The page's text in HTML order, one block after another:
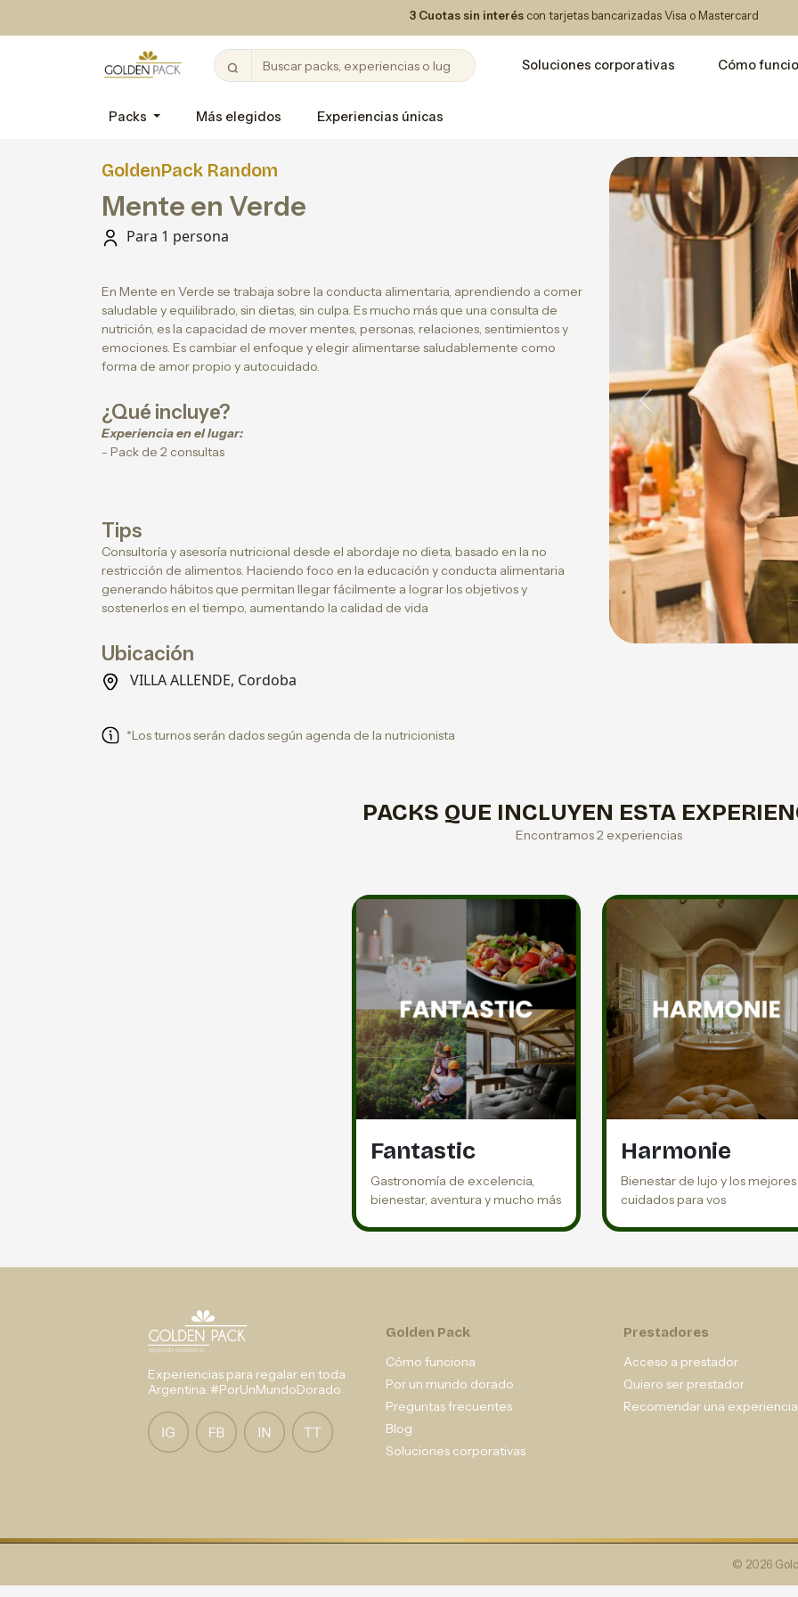
3 Cuotas sin interés con tarjetas bancarizadas Visa o Mastercard
Soluciones corporativas Cómo
Packs Más elegidos Experiencias únicas
GoldenPack Random
Mente en Verde
Para 1 persona
En Mente en Verde se trabaja sobre la conducta alimentaria, aprendiendo a comer
saludable y equilibrado, sin dietas, sin culpa. Es mucho más que una consulta de
nutrición, es la capacidad de mover mentes, personas, relaciones, sentimientos y
emociones. Es cambiar el enfoque y elegir alimentarse saludablemente como
forma de amor propio y autocuidado.
¿Qué incluye?
Experiencia en el lugar:
- Pack de 2 consultas
Tips
Consultoría y asesoría nutricional desde el abordaje no dieta, basado en la no
restricción de alimentos. Haciendo foco en la educación y conducta alimentaria
generando hábitos que permitan llegar fácilmente a lograr los objetivos y
sostenerlos en el tiempo, aumentando la calidad de vida
Ubicación
VILLA ALLENDE, Cordoba
*Los turnos serán dados según agenda de la nutricionista
Previous
PACKS QUE INCLUYEN ESTA
Encontramos 2 experiencias
Fantastic
Gastronomía de excelencia,
bienestar, aventura y mucho más
Harmonie
Bienestar de lujo y los mejores
cuidados para vos
Experiencias para regalar en toda
Argentina. #PorUnMundoDorado
Golden Pack
Cómo funciona
Por un mundo dorado
Preguntas frecuentes
Blog
Soluciones corporativas
Prestadores
Acceso a prestador
Quiero ser prestador
Recomendar una experiencia
© 2026